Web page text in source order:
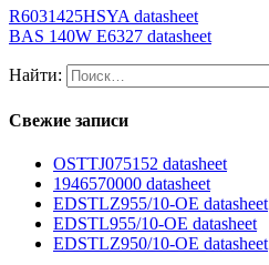
R6031425HSYA datasheet
BAS 140W E6327 datasheet
Найти:
Свежие записи
OSTTJ075152 datasheet
1946570000 datasheet
EDSTLZ955/10-OE datasheet
EDSTL955/10-OE datasheet
EDSTLZ950/10-OE datasheet